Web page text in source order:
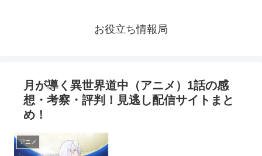
お役立ち情報局
月が導く異世界道中（アニメ）1話の感
想・考察・評判！見逃し配信サイトまと
め！
アニメ